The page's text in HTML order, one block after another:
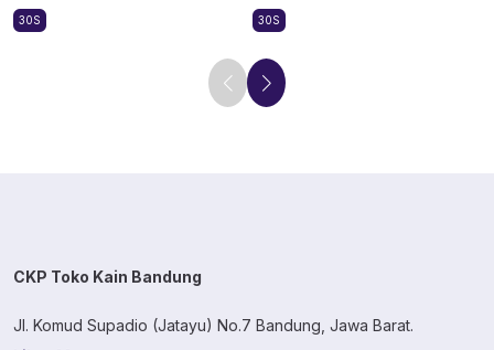
30S 30S
CKP Toko Kain Bandung
Jl. Komud Supadio (Jatayu) No.7 Bandung, Jawa Barat.